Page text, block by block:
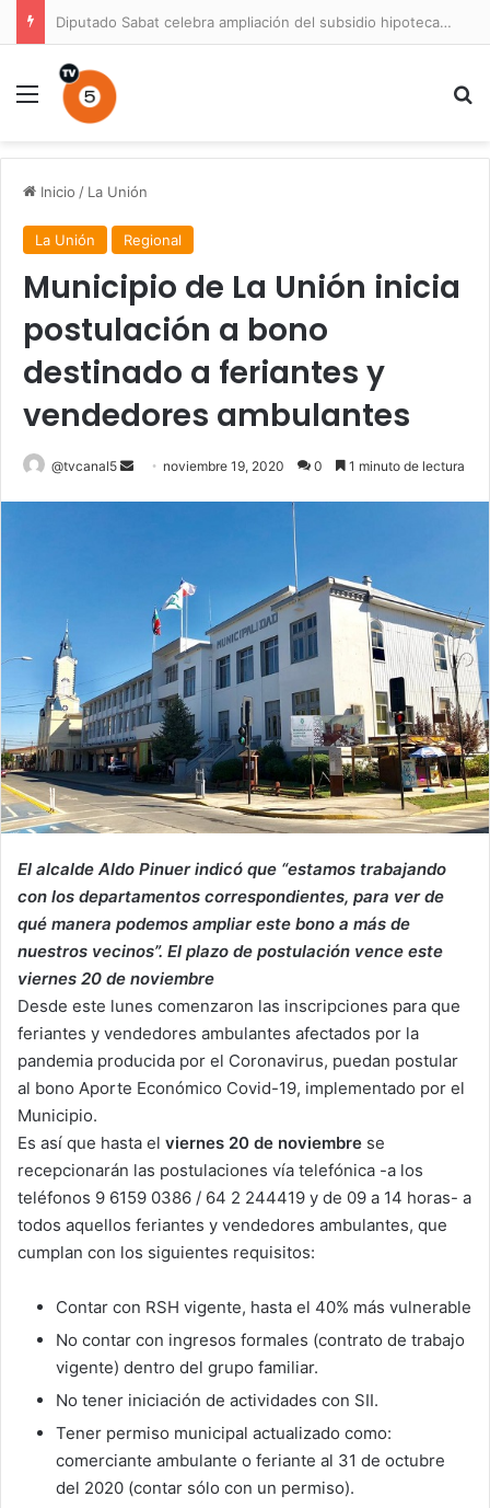
Diputado Sabat celebra ampliación del subsidio hipotecario con viviendas de hasta 6.000 UF
Menú
Inicio / La Unión
La Unión Regional
Municipio de La Unión inicia
postulación a bono
destinado a feriantes y
vendedores ambulantes
@tvcanal5
Send noviembre 19, 2020 0 1 minuto de lectura
El alcalde Aldo Pinuer indicó que “estamos trabajando
con los departamentos correspondientes, para ver de
qué manera podemos ampliar este bono a más de
nuestros vecinos”. El plazo de postulación vence este
viernes 20 de noviembre
Desde este lunes comenzaron las inscripciones para que
feriantes y vendedores ambulantes afectados por la
pandemia producida por el Coronavirus, puedan postular
al bono Aporte Económico Covid-19, implementado por el
Municipio.
Es así que hasta el viernes 20 de noviembre se
recepcionarán las postulaciones vía telefónica -a los
teléfonos 9 6159 0386 / 64 2 244419 y de 09 a 14 horas- a
todos aquellos feriantes y vendedores ambulantes, que
cumplan con los siguientes requisitos:
Contar con RSH vigente, hasta el 40% más vulnerable
No contar con ingresos formales (contrato de trabajo
vigente) dentro del grupo familiar.
No tener iniciación de actividades con SII.
Tener permiso municipal actualizado como:
comerciante ambulante o feriante al 31 de octubre
del 2020 (contar sólo con un permiso).